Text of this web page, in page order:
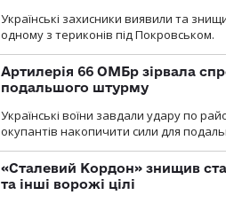
Українські захисники виявили та
одному з териконів під Покровськом.
Артилерія 66 ОМБр зірвала
подальшого штурму
Українські воїни завдали удару по
окупантів накопичити сили для
«Сталевий Кордон» знищив
та інші ворожі цілі